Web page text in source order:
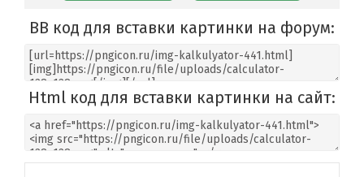
BB код для вставки картинки на форум:
Html код для вставки картинки на сайт: